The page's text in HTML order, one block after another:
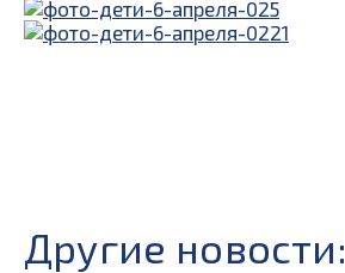
Другие новости: